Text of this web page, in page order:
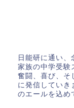
日能研に通い、
家族の中学受験
奮闘、喜び、そ
に発信していき
のエールを込め